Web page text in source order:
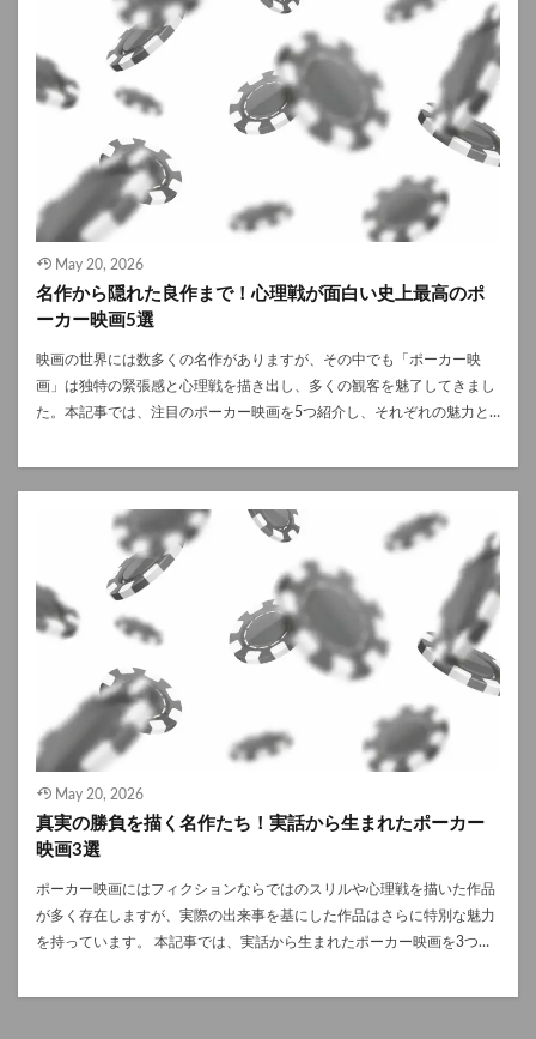
最も効果を実感できる方法として、「タイト・アグレッシブ」を徹底し
たプレイを心がけましょう。つまり、普段は参加するハンドを厳選して
弱いハンドではゲームに参加しない（タイト）ようにし、強いハンドで
ゲームに参加をすると決めた時は、積極的にベットやレイズなどで主導
権を握って（アグレッシブ）いきます。 選択したアクションを言語化す
る 強いプレイヤーは、「あの時なぜそのアクションをしたのか」に対し
て明確な理由を答えることができます。感情や雰囲気でのプレイを一切
排除し、「ここは〇〇だからレイズする」と言ったように全ての行動の
裏にロジックを持たせて言語化できるように癖をつけるようにしましょ
と実力がしっかりと現れるため、初心者がポーカーが強い人に勝ち越す
ことはほぼ不可能と言ってもいいでしょう。そんなポーカーが強い人に
は共通する明確な特徴が存在しており、それらを理解することはポーカ
ー上達に役に立ちます。また、「性格タイプ（MBTI）」によって向き
不向きが出やすいゲームでもあり、特に建築家や巨匠、起業家タイプが
向いている傾向にあるようです。 今回は、ポーカー上達の秘訣について
根を越えた参加機会が増えたことで、誰にでもチャンスがある大会とし
ての魅力が強まっています。 まとめ WSOPメインイベントは、名シー
ンとともに進化を続け、WSOPの賞金は年々歴史的な水準へと達してい
ます。一枚のカードが人生を変える可能性を秘めた舞台だからこそ、世
界中の視線が集まるのです。今後もWSOPの賞金の記録更新と、新たな
伝説の誕生から目が離せません。 さらに、WSOPの賞金の存在は一般層
のポーカー参加を後押しする要因にもなっています。高額賞金のニュー
スが世界中で報じられることで、「観る競技」としての注目度が高ま
り、スポーツやeスポーツに近い位置づけで語られる場面も増えまし
ト運営や配信環境の質も年々向上しています。 また、WSOPの賞金を目
標に掲げることで、プレイヤー自身が長期的なスキル向上を意識するよ
うになり、健全な競技文化の形成にもつながっています。今後は賞金額
だけでなく、参加体験や競技性の面でも、WSOPがポーカー界を牽引し
続ける存在であり続けるでしょう。
く、「揺れをコントロールする力」を育てることが大切です。 呼吸法で
緊張を抑える 簡単に取り入れられる呼吸法は、即効性があり最も取り組
みやすい方法です。 これを数回繰り返すだけで心拍数が整い、判断がク
リアになります。 ルーティンを作る ポーカープレイ前のルーティン
は、心を「勝負モード」へと切り替えるスイッチになります。 小さな習
慣でも毎回意識することで安定感が生まれます。 感情を客観視する内観
トレーニング ポーカーのプレイ中に自分の状態を確認するクセをつけま
しょう。 これによりティルト状態に気づきやすくなります。 勝者に共
通するポーカーのマインドセットとは 長期的に勝つプレイヤーは共通し
し、重要なのはその瞬間に最善を尽くせたかどうか。これを基準にすれ
ばバッドビートへの耐性も高まります。短期の運に振り回されず、正し
い判断を積み重ねることがメンタルの安定にもつながります。 長期的な
視点で期待値を積む 短期的な勝ち負けに振り回されず、優れた選択を積
み重ねる。これが期待値を最大化し、勝率を上げる本質です。勝者は、
を恐れません。 などを分析し、次に活かします。ミスを「成長の材料」
と考えることで、感情的にならず冷静にプレイを続けられます。 さらに
ポーカーの勝者が大切にしている思考法 強いポーカープレイヤーは、周
囲の結果に左右されず「自分のプレイの質」だけに意識を向ける傾向が
あります。例えば、他人のラッキーな勝ちを見ても焦らず、逆に自分が
不運で負けても落ち込まないようにすることが大切です。 また、ポーカ
ープレイ前に心を整えるルーティンを持ち、気分の波やティルトを早い
段階で察知して修正します。自分の弱点や感情のクセを把握しているた
め、状態を崩したままプレイを続けるような無理をしません。 さらに、
ポーカーはメンタルの持久力が問われるゲームであるため、体調管理や
休息にも気を配り、長いセッションでも集中力を維持できるよう生活習
てません。強いプレイヤーほどメンタルを重視し、ティルト対策や自己
管理を徹底しています。 ポーカーは長期戦です。今日から少しずつ「心
の土台」を鍛え、ぶれないポーカー マインドセットを身につけること
で、あなたのプレイは確実に変わっていくでしょう！
ポーカーの合法・違法が決まります。 2025年時点でオンラインポーカ
ーが合法的にプレイできる州は以下の通りです。 州名 オンラインポー
カーの合法化年 ネバダ州 2013年 ニュージャージー州 2013年 デラウェ
ア州 2013年 ペンシルベニア州 2019年 ミシガン州 2021年 ウェストバ
ージニア州 2023年 これらの州では、州政府の認可を受けたサイトでの
みプレイが可能です。特にネバダ州とニュージャージー州はポーカー文
化が根強く、プレイヤー人口も多いことで知られています。 オンライン
ポーカーをアメリカの合法州でプレイするメリット アメリカの合法州で
オンラインポーカーをプレイする最大のメリットは、安心・安全に遊べ
ます。これは、違法サイトでは得られない大きな利点です。 アメリカの
オンラインポーカー 最新動向と将来性 アメリカでは、州単位でのオン
ラインポーカー合法化が進みつつあります。特に2024年以降、イリノイ
州やニューヨーク州などで法整備の動きが強まっており、近い将来さら
なる拡大が予想されます。 さらに、AI解析を活用した戦略アプリやライ
本格的なトーナメント体験が可能になっています。 アメリカでオンライ
ンポーカーをプレイする際の注意点 アメリカでは合法州以外でのオンラ
インポーカーは基本的に違法です。合法州外からアクセスした場合、ア
カウント凍結や法的トラブルのリスクがあります。 安全にプレイするた
めには以下のポイントを守るようにしてください。 こうした基本的なル
ールを守ることで、トラブルを防ぎ、より長くポーカーを楽しむことが
できます。 アメリカで人気のポーカールーム・カジノ3選 アメリカのポ
ーカー文化を語る上で、ランドカジノも欠かせません。ここでは、世界
中のプレイヤーが集まる人気のポーカーカジノを3つ紹介します。 The
Commerce Casino（ザ コマースカジノ） ロサンゼルスにあるThe
Commerce Casinoは、世界最大級のポーカールームを誇ります。 ディー
ルス中心部からアクセスも良く、観光客にも人気があります。 Bellagio
Las Vegas（ベラージオ・ラスベガス） 映画『オーシャンズ11』の舞台
としても有名なベラージオは、ラスベガスを代表する高級カジノホテ
ル。 世界中のトッププレイヤーが集結するベラージオは、まさに“ポー
カーの聖地”と呼ぶにふさわしい存在です。 Wynn Las Vegas（ウィン・
ラスベガス） ウィン・ラスベガスは、トーナメントの規模・豪華さとも
May 20, 2026
名作から隠れた良作まで！心理戦が面白い史上最高のポ
ーカー映画5選
映画の世界には数多くの名作がありますが、その中でも「ポーカー映
画」は独特の緊張感と心理戦を描き出し、多くの観客を魅了してきまし
た。本記事では、注目のポーカー映画を5つ紹介し、それぞれの魅力と
ファンにとっても必見の作品ばかりです！ ①賭ケグルイ 『賭ケグル
イ』は、人気漫画を原作とした実写映画であり、ギャンブルを通じた心
理戦が大きな見どころです。 物語の舞台は名門校「私立百花王学園」。
この学園では学業やスポーツよりもギャンブルの強さが評価の基準とな
っており、勝者は富と名誉を得て、敗者は「家畜」と呼ばれて過酷な扱
いを受けます。主人公・蛇喰夢子（浜辺美波）は、一見普通の女子高生
に見えますが、実はギャンブルに取り憑かれた天才的なプレイヤー。彼
女が次々と強敵と戦い、心理戦を繰り広げる姿は観客を魅了します。 こ
の映画ではポーカーを含むさまざまなギャンブルが登場し、夢子の戦略
と狂気的な情熱が物語をスリリングに彩ります。 ②ポーカーナイト 監
禁脱出 『ポーカーナイト 監禁脱出』は、刑事たちが集まる「ポーカー
ナイト」をきっかけに展開するサスペンス映画です。 新任刑事スタン・
監禁されてしまうのです。地下室での脱出劇と、ポーカーから学んだ知
恵を駆使する姿が物語の軸となります。 この作品のユニークな点は、回
想シーンとしてポーカーゲームが挟まれること。スタンが刑事としての
知恵や冷静さを学んでいく様子と、命を懸けた脱出劇が交錯し、緊張感
を生み出します。 ③SHADE（シェイド） 『SHADE（シェイド）』は、
May 20, 2026
真実の勝負を描く名作たち！実話から生まれたポーカー
映画3選
ポーカー映画にはフィクションならではのスリルや心理戦を描いた作品
が多く存在しますが、実際の出来事を基にした作品はさらに特別な魅力
を持っています。 本記事では、実話から生まれたポーカー映画を3つ取
カーに触れる人にも映画ファンにもおすすめできる名作ばかりです。